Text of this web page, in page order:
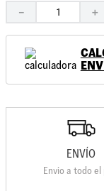
＋
－
ENVÍO
Envio a todo el